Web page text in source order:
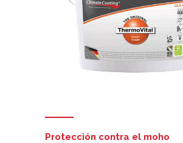
Protección contra el moho